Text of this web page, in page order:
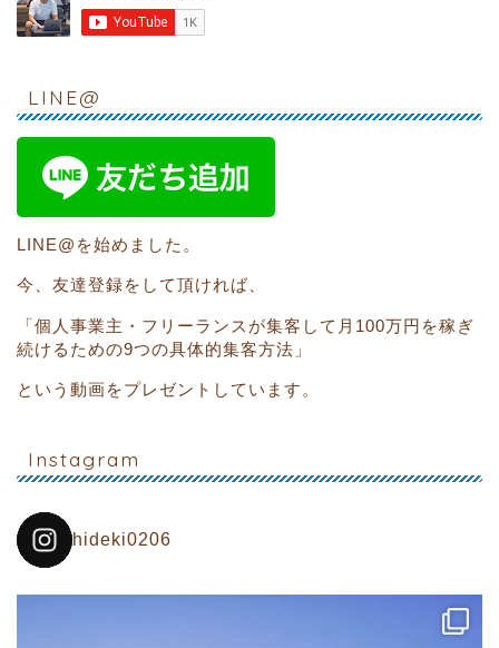
LINE@
LINE@を始めました。
今、友達登録をして頂ければ、
「個人事業主・フリーランスが集客して月100万円を稼ぎ
続けるための9つの具体的集客方法」
という動画をプレゼントしています。
Instagram
hideki0206